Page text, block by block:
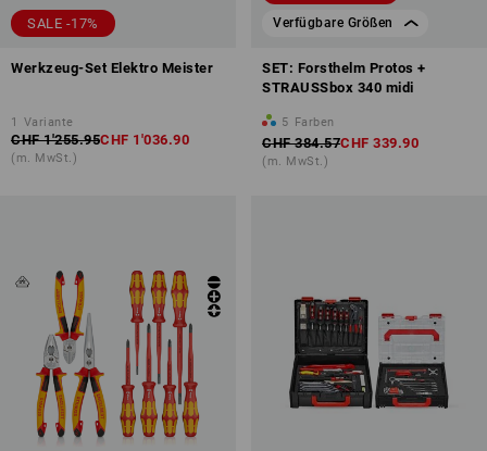
SALE -17%
Werkzeug-Set Elektro Meister
1 Variante
CHF 1'255.95CHF 1'036.90
(m. MwSt.)
Verfügbare Größen
SET: Forsthelm Protos +
STRAUSSbox 340 midi
5 Farben
CHF 384.57CHF 339.90
(m. MwSt.)